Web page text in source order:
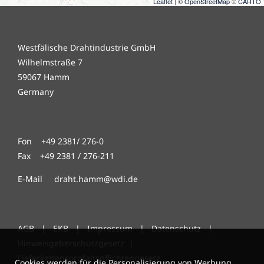
Westfälische Drahtindustrie GmbH
Wilhelmstraße 7
59067 Hamm
Germany
Fon +49 2381/ 276-0
Fax +49 2381 / 276-211
E-Mail draht.hamm@wdi.de
AGB|EKB|Impressum|Datenschutz|
Lieferkettensorgfaltspflichtengesetz